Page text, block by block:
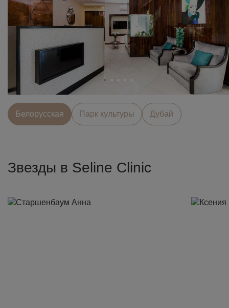
Белорусcкая Парк культуры Дубай
Звезды в Seline Clinic